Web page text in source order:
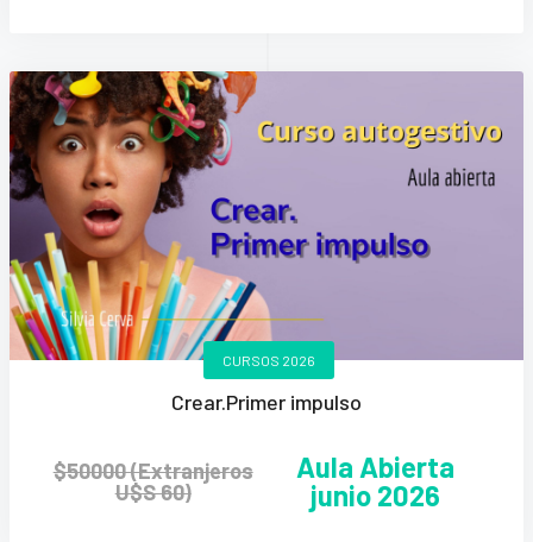
CURSOS 2026
Crear.Primer impulso
$50000 (Extranjeros
U$S 60)
Aula Abierta
junio 2026